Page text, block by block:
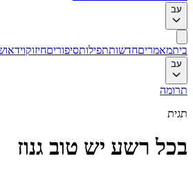
עב
ביתמאמריםחדשותתפילותסיפוריםחיזוקוידאו
עב
תרומה
תגית
בכל רשע יש טוב גנוז